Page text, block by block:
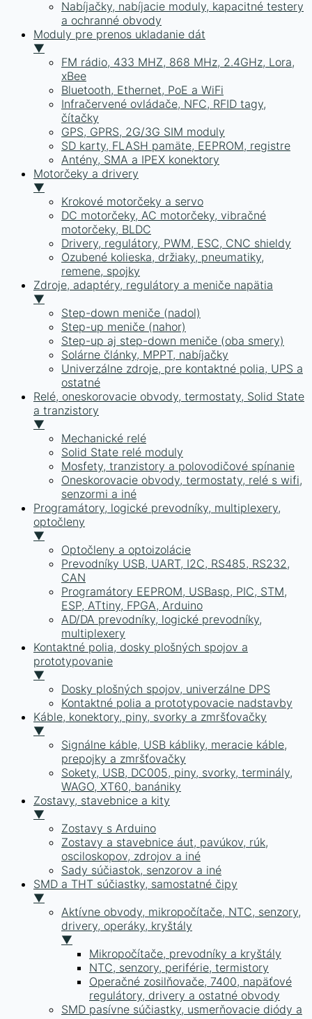
Nabíjačky, nabíjacie moduly, kapacitné testery
a ochranné obvody
Moduly pre prenos ukladanie dát
▼
FM rádio, 433 MHZ, 868 MHz, 2.4GHz, Lora,
xBee
Bluetooth, Ethernet, PoE a WiFi
Infračervené ovládače, NFC, RFID tagy,
čítačky
GPS, GPRS, 2G/3G SIM moduly
SD karty, FLASH pamäte, EEPROM, registre
Antény, SMA a IPEX konektory
Motorčeky a drivery
▼
Krokové motorčeky a servo
DC motorčeky, AC motorčeky, vibračné
motorčeky, BLDC
Drivery, regulátory, PWM, ESC, CNC shieldy
Ozubené kolieska, držiaky, pneumatiky,
remene, spojky
Zdroje, adaptéry, regulátory a meniče napätia
▼
Step-down meniče (nadol)
Step-up meniče (nahor)
Step-up aj step-down meniče (oba smery)
Solárne články, MPPT, nabíjačky
Univerzálne zdroje, pre kontaktné polia, UPS a
ostatné
Relé, oneskorovacie obvody, termostaty, Solid State
a tranzistory
▼
Mechanické relé
Solid State relé moduly
Mosfety, tranzistory a polovodičové spínanie
Oneskorovacie obvody, termostaty, relé s wifi,
senzormi a iné
Programátory, logické prevodníky, multiplexery,
optočleny
▼
Optočleny a optoizolácie
Prevodníky USB, UART, I2C, RS485, RS232,
CAN
Programátory EEPROM, USBasp, PIC, STM,
ESP, ATtiny, FPGA, Arduino
AD/DA prevodníky, logické prevodníky,
multiplexery
Kontaktné polia, dosky plošných spojov a
prototypovanie
▼
Dosky plošných spojov, univerzálne DPS
Kontaktné polia a prototypovacie nadstavby
Káble, konektory, piny, svorky a zmršťovačky
▼
Signálne káble, USB kábliky, meracie káble,
prepojky a zmršťovačky
Sokety, USB, DC005, piny, svorky, terminály,
WAGO, XT60, banániky
Zostavy, stavebnice a kity
▼
Zostavy s Arduino
Zostavy a stavebnice áut, pavúkov, rúk,
osciloskopov, zdrojov a iné
Sady súčiastok, senzorov a iné
SMD a THT súčiastky, samostatné čipy
▼
Aktívne obvody, mikropočítače, NTC, senzory,
drivery, operáky, kryštály
▼
Mikropočítače, prevodníky a kryštály
NTC, senzory, periférie, termistory
Operačné zosilňovače, 7400, napäťové
regulátory, drivery a ostatné obvody
SMD pasívne súčiastky, usmerňovacie diódy a